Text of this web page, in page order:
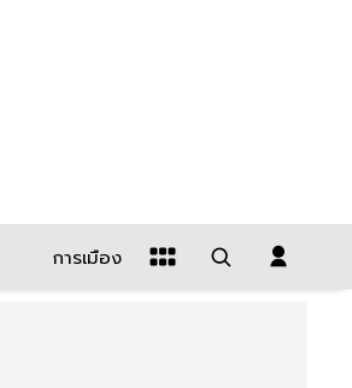
การเมือง